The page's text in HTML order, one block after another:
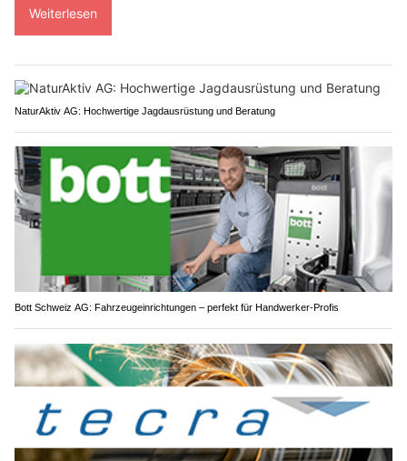
Weiterlesen
NaturAktiv AG: Hochwertige Jagdausrüstung und Beratung
Bott Schweiz AG: Fahrzeugeinrichtungen – perfekt für Handwerker-Profis